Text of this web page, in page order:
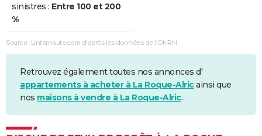
sinistres : Entre 100 et 200
%
Source : Linternaute.com d'après les données de l'ONRN
Retrouvez également toutes nos annonces d'
appartements à acheter à La Roque-Alricainsi que
nos maisons à vendre à La Roque-Alric.